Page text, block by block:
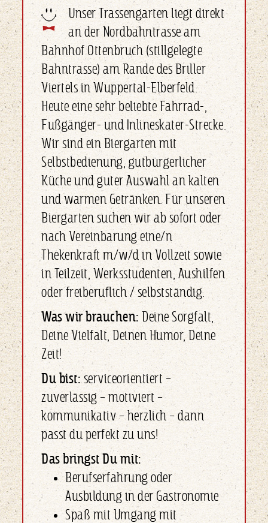
Unser Trassengarten liegt direkt
an der Nordbahntrasse am
Bahnhof Ottenbruch (stillgelegte
Bahntrasse) am Rande des Briller
Viertels in Wuppertal-Elberfeld.
Heute eine sehr beliebte Fahrrad-,
Fußgänger- und Inlineskater-Strecke.
Wir sind ein Biergarten mit
Selbstbedienung, gutbürgerlicher
Küche und guter Auswahl an kalten
und warmen Getränken. Fürunseren
Biergarten suchen wir ab sofort oder
nach Vereinbarung eine/n
Thekenkraft m/w/d in Vollzeit sowie
in Teilzeit, Werksstudenten, Aushilfen
oder freiberuflich / selbstständig.
Was wir brauchen: Deine Sorgfalt,
Deine Vielfalt, Deinen Humor, Deine
Zeit!
Du bist:serviceorientiert –
zuverlässig – motiviert –
kommunikativ – herzlich – dann
passt du perfekt zu uns!
Das bringst Du mit:
Berufserfahrung oder
Ausbildung in der Gastronomie
Spaß mit Umgang mit